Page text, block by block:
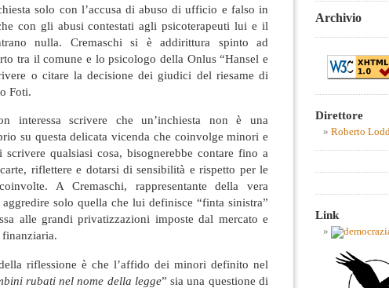
solo con l’accusa di abuso di ufficio e falso in
con gli abusi contestati agli psicoterapeuti lui e il
nulla. Cremaschi si è addirittura spinto ad
tra il comune e lo psicologo della Onlus “Hansel e
o citare la decisione dei giudici del riesame di
Foti.
interessa scrivere che un’inchiesta non è una
su questa delicata vicenda che coinvolge minori e
qualsiasi cosa, bisognerebbe contare fino a
riflettere e dotarsi di sensibilità e rispetto per le
A Cremaschi, rappresentante della vera
aggredire solo quella che lui definisce “finta sinistra”
alle grandi privatizzazioni imposte dal mercato e
riflessione è che l’affido dei minori definito nel
rubati nel nome della legge” sia una questione di
Archivio
Direttore
Roberto
Link